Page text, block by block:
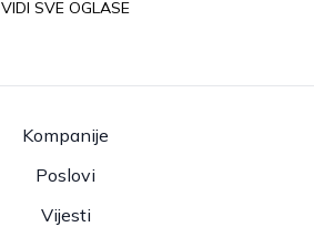
VIDI SVE OGLASE
Kompanije
Poslovi
Vijesti